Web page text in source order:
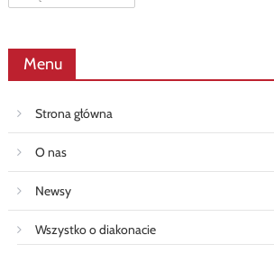
Menu
Strona główna
O nas
Newsy
Wszystko o diakonacie